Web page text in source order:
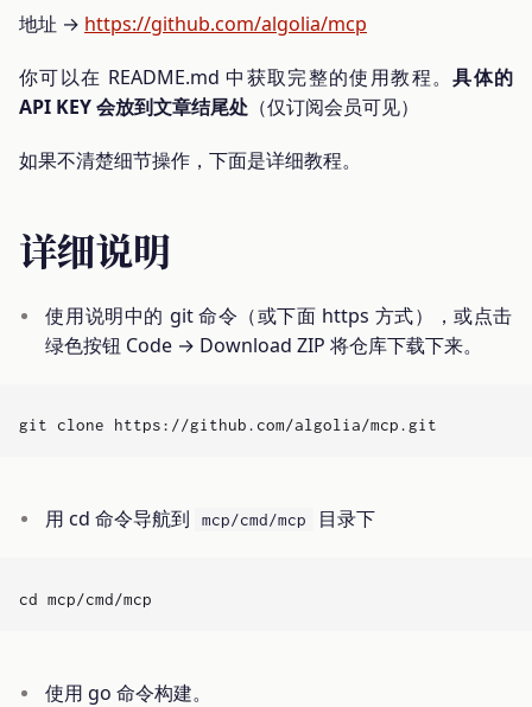
地址 → https://github.com/algolia/mcp
你可以在 README.md 中获取完整的使用教程。具体的
API KEY 会放到文章结尾处 （仅订阅会员可见）
如果不清楚细节操作，下面是详细教程。
详细说明
使用说明中的 git 命令（或下面 https 方式），或点击
绿色按钮 Code → Download ZIP 将仓库下载下来。
用 cd 命令导航到 mcp/cmd/mcp 目录下
使用 go 命令构建。